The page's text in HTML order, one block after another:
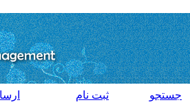
جستجو ثبت نام